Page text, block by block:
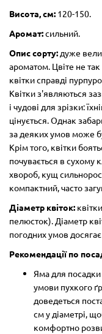
Висота, см: 120-150.
Аромат:сильний.
Опис сорту: дуже
ароматом. Цвіте не
квітки справді
Квітки з'являються
і чудові для зрізки:
цінується. Однак
за деяких умов може
Крім того, квітки
почувається в сухому
хвороб, кущ
компактний, часто
Діаметр квіток:
пелюсток). Діаметр
погодних умов
Рекомендації по
Яма для
умови пухкого
доведеться
см у діаметрі,
комфортно